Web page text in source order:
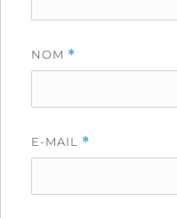
NOM *
E-MAIL *